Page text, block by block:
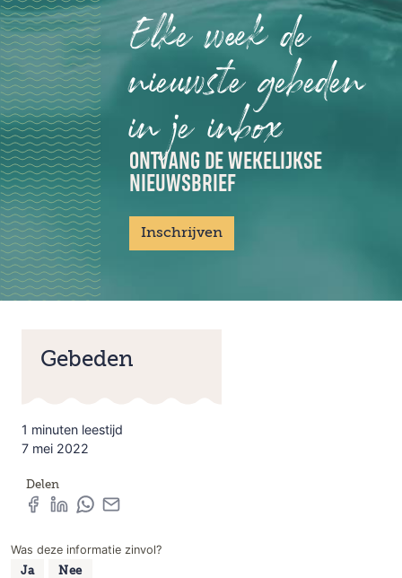
Elke week de
nieuwste gebeden
in je inbox
ONTVANG DE WEKELIJKSE
NIEUWSBRIEF
Inschrijven
Gebeden
1 minuten leestijd
7 mei 2022
Delen
Was deze informatie zinvol?
Ja Nee